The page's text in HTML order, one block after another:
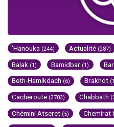
'Hanouka (244) Actualité (287)
Balak (1) Bamidbar (1)
Beth-Hamikdach (6) Brakhot
Cacheroute (3703) Chabbath
Chémini Atseret (5) Chemirat